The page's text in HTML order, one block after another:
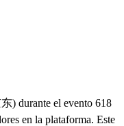
) durante el evento 618
en la plataforma. Este